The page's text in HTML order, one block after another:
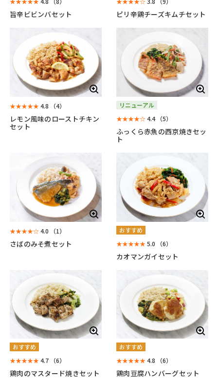
旨辛ビビンバセット ピリ辛鶏チーズキムチセット
★★★★★4.8 （4）
レモン風味のローストチキン
セット
リニューアル
★★★★☆4.4 （5）
ふっくら赤魚の西京焼きセッ
ト
★★★★☆4.0 （1）
さばのみそ煮セット
おすすめ
★★★★★5.0 （6）
カオマンガイセット
おすすめ
★★★★★4.7 （6）
鶏肉のマスタード焼きセット
おすすめ
★★★★★4.8 （6）
鶏肉豆腐ハンバーグセット